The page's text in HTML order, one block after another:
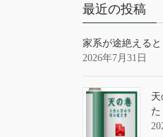
最近の投稿
家系が途絶える
2026年7月31日
た